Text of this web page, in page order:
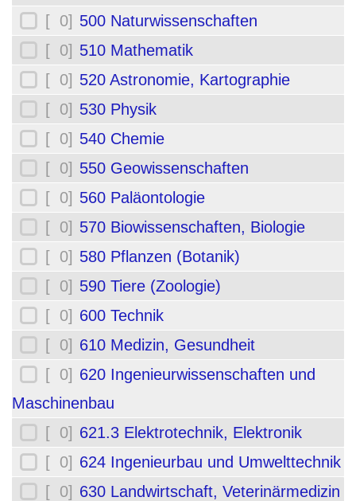
[ 0] 500 Naturwissenschaften
[ 0] 510 Mathematik
[ 0] 520 Astronomie, Kartographie
[ 0] 530 Physik
[ 0] 540 Chemie
[ 0] 550 Geowissenschaften
[ 0] 560 Paläontologie
[ 0] 570 Biowissenschaften, Biologie
[ 0] 580 Pflanzen (Botanik)
[ 0] 590 Tiere (Zoologie)
[ 0] 600 Technik
[ 0] 610 Medizin, Gesundheit
[ 0] 620 Ingenieurwissenschaften und
Maschinenbau
[ 0] 621.3 Elektrotechnik, Elektronik
[ 0] 624 Ingenieurbau und Umwelttechnik
[ 0] 630 Landwirtschaft, Veterinärmedizin